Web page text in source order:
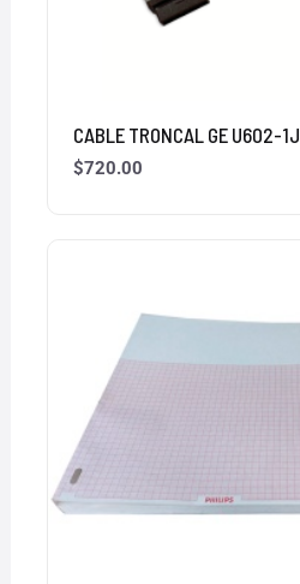
CABLE TRONCAL GE U602-1J
$720.00